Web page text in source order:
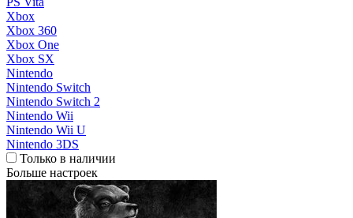
Xbox
Xbox 360
Xbox One
Xbox SX
Nintendo
Nintendo Switch
Nintendo Switch 2
Nintendo Wii
Nintendo Wii U
Nintendo 3DS
Только в наличии
Больше настроек